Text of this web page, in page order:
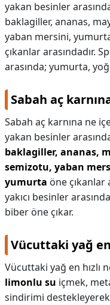
yakan besinler
baklagiller, ananas,
yaban mersini,
çıkanlar arasındadır.
arasında; yumurta,
Sabah aç
Sabah aç karnına ne
yakan besinler
baklagiller, ananas,
semizotu, yaban
yumurta öne çıkanlar
yakıcı besinler
biber öne çıkar.
Vücuttaki yağ en
Vücuttaki yağ en hızlı
limonlu su içmek,
sindirimi